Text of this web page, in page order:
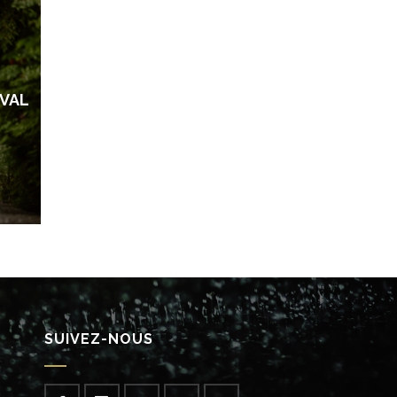
SUIVEZ-NOUS